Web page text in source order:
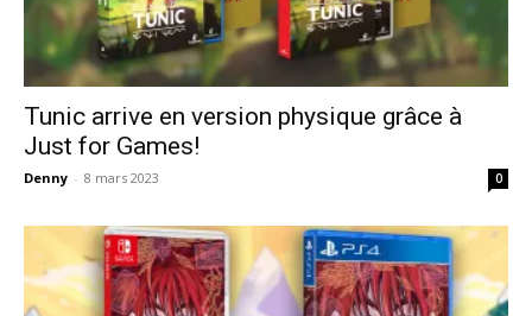
Tunic arrive en version physique grâce à
Just for Games!
Denny - 8 mars 2023 0